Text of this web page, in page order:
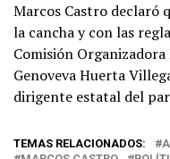
Marcos Castro declaró
la cancha y con las
Comisión
Genoveva Huerta
dirigente estatal del
TEMAS RELACIONADOS: